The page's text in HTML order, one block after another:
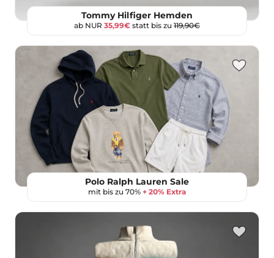
Tommy Hilfiger Hemden
ab NUR 35,99€ statt bis zu 119,90€
Polo Ralph Lauren Sale
mit bis zu 70% + 20% Extra